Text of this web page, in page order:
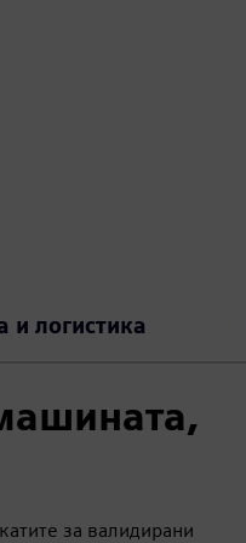
и логистика
за валидирани